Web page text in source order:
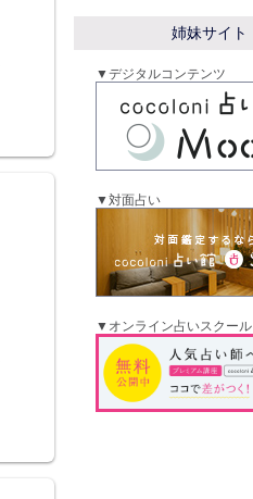
姉妹サイト
▼デジタルコンテンツ
▼対面占い
▼オンライン占いスクール